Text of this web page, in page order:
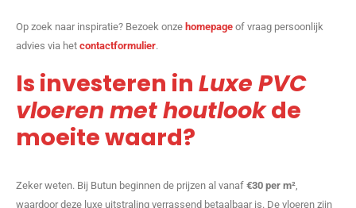
Op zoek naar inspiratie? Bezoek onze homepage of vraag persoonlijk
advies via het contactformulier.
Is investeren in Luxe PVC
vloeren met houtlookde
moeite waard?
Zeker weten. Bij Butun beginnen de prijzen al vanaf €30 per m²,
waardoor deze luxe uitstraling verrassend betaalbaar is. De vloeren zijn